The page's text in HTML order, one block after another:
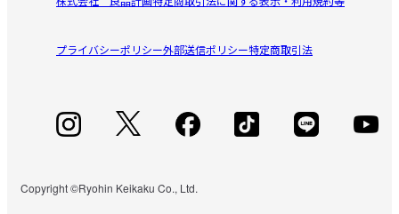
プライバシーポリシー外部送信ポリシー特定商取引法
Copyright ©Ryohin Keikaku Co., Ltd.